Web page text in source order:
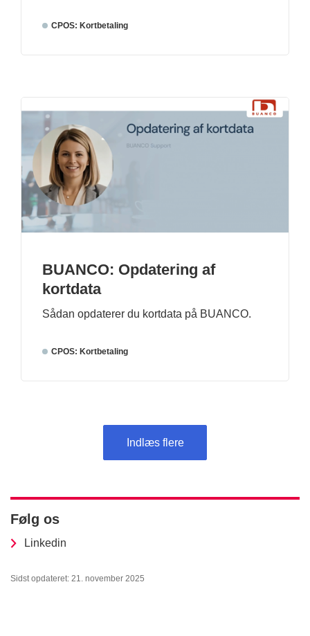
CPOS: Kortbetaling
BUANCO: Opdatering af
kortdata
Sådan opdaterer du kortdata på BUANCO.
CPOS: Kortbetaling
Indlæs flere
Følg os
Linkedin
Sidst opdateret: 21. november 2025